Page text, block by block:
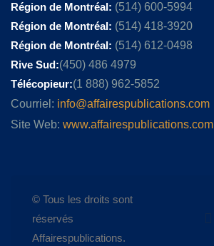
Région de Montréal: (514) 600-5994
Région de Montréal: (514) 418-3920
Région de Montréal: (514) 612-0498
Rive Sud:(450) 486 4979
Télécopieur:(1 888) 962-5852
Courriel: info@affairespublications.com
Site Web: www.affairespublications.com
© Tous les droits sont
réservés
Affairespublications.